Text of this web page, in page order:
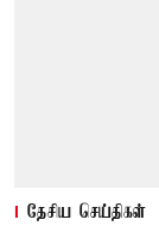
தேசிய செய்திகள்